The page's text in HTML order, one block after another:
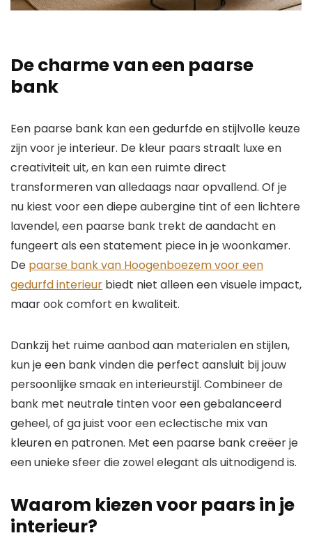
De charme van een paarse
bank
Een paarse bank kan een gedurfde en stijlvolle keuze
zijn voor je interieur. De kleur paars straalt luxe en
creativiteit uit, en kan een ruimte direct
transformeren van alledaags naar opvallend. Of je
nu kiest voor een diepe aubergine tint of een lichtere
lavendel, een paarse bank trekt de aandacht en
fungeert als een statement piece in je woonkamer.
De paarse bank van Hoogenboezem voor een
gedurfd interieur biedt niet alleen een visuele impact,
maar ook comfort en kwaliteit.
Dankzij het ruime aanbod aan materialen en stijlen,
kun je een bank vinden die perfect aansluit bij jouw
persoonlijke smaak en interieurstijl. Combineer de
bank met neutrale tinten voor een gebalanceerd
geheel, of ga juist voor een eclectische mix van
kleuren en patronen. Met een paarse bank creëer je
een unieke sfeer die zowel elegant als uitnodigend is.
Waarom kiezen voor paars in je
interieur?